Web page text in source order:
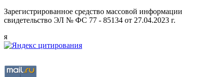
Зарегистрированное средство массовой информации
свидетельство ЭЛ № ФС 77 - 85134 от 27.04.2023 г.
я